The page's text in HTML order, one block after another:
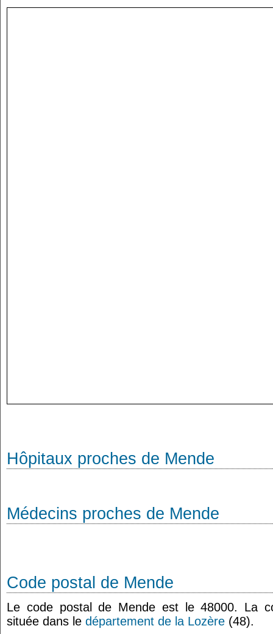
Hôpitaux proches de Mende
Médecins proches de Mende
Code postal de Mende
Le code postal de Mende est le 48000. La
située dans le département de la Lozère (48).